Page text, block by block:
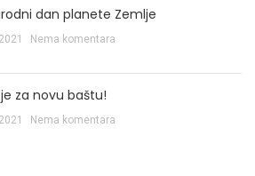
dan planete Zemlje
Nema komentara
za novu baštu!
Nema komentara